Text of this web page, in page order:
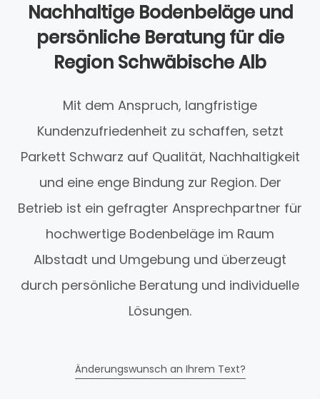
Nachhaltige Bodenbeläge und
persönliche Beratung für die
Region Schwäbische Alb
Mit dem Anspruch, langfristige
Kundenzufriedenheit zu schaffen, setzt
Parkett Schwarz auf Qualität, Nachhaltigkeit
und eine enge Bindung zur Region. Der
Betrieb ist ein gefragter Ansprechpartner für
hochwertige Bodenbeläge im Raum
Albstadt und Umgebung und überzeugt
durch persönliche Beratung und individuelle
Lösungen.
Änderungswunsch an Ihrem Text?